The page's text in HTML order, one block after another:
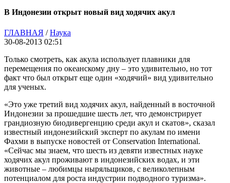
В Индонезии открыт новый вид ходячих акул
ГЛАВНАЯ /Наука
30-08-2013 02:51
Только смотреть, как акула использует плавники для
перемещения по океанскому дну – это удивительно, но тот
факт что был открыт еще один «ходячий» вид удивительно
для ученых.
«Это уже третий вид ходячих акул, найденный в восточной
Индонезии за прошедшие шесть лет, что демонстрирует
грандиозную биодивергенцию среди акул и скатов», сказал
известный индонезийский эксперт по акулам по имени
Фахми в выпуске новостей от Conservation International.
«Сейчас мы знаем, что шесть из девяти известных науке
ходячих акул проживают в индонезийских водах, и эти
животные – любимцы ныряльщиков, с великолепным
потенциалом для роста индустрии подводного туризма».